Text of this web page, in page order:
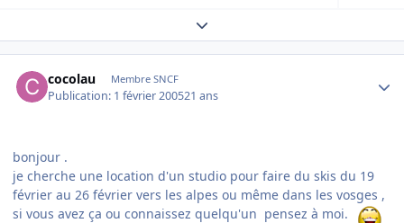
Expand topic overview
cocolau Membre SNCF
Publication: 1 février 200521 ans
bonjour .
je cherche une location d'un studio pour faire du skis du 19
février au 26 février vers les alpes ou même dans les vosges ,
si vous avez ça ou connaissez quelqu'un pensez à moi.